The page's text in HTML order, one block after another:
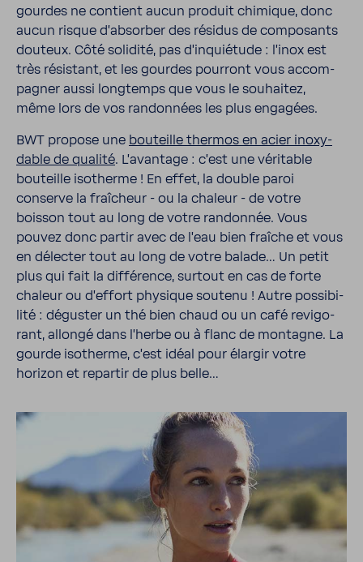
gourdes ne contient aucun produit chimique, donc
aucun risque d’ab­sorber des résidus de compo­sants
douteux. Côté soli­dité, pas d'in­quié­tude : l'inox est
très résis­tant, et les gourdes pour­ront vous accom­
pa­gner aussi long­temps que vous le souhaitez,
même lors de vos randon­nées les plus enga­gées.
BWT propose une bouteille thermos en acier inoxy­
dable de qualité. L’avan­tage : c’est une véri­table
bouteille isotherme ! En effet, la double paroi
conserve la fraî­cheur - ou la chaleur - de votre
boisson tout au long de votre randonnée. Vous
pouvez donc partir avec de l'eau bien fraîche et vous
en délecter tout au long de votre balade… Un petit
plus qui fait la diffé­rence, surtout en cas de forte
chaleur ou d'ef­fort physique soutenu ! Autre possi­bi­
lité : déguster un thé bien chaud ou un café revi­go­
rant, allongé dans l'herbe ou à flanc de montagne. La
gourde isotherme, c’est idéal pour élargir votre
horizon et repartir de plus belle…